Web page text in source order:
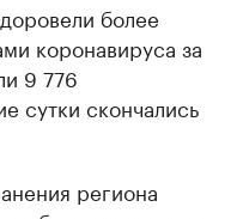
более
коронавируса за
9 776
сутки скончались
региона